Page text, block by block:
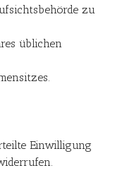
zu
üblichen
Einwilligung